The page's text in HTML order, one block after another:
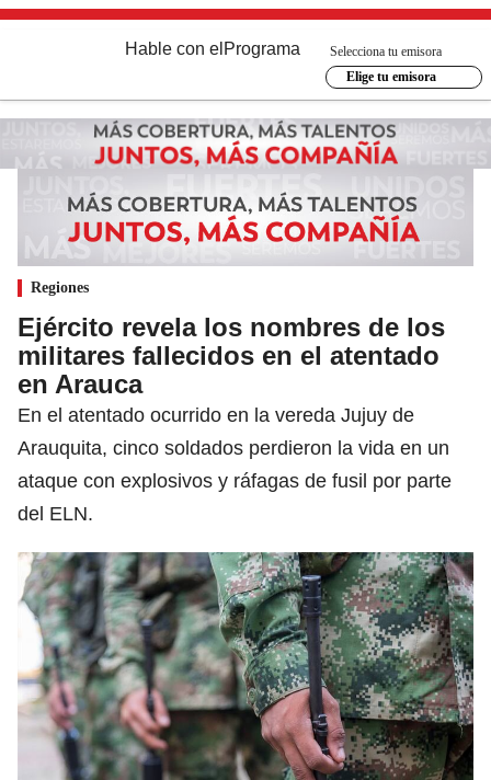
Hable con el Programa
Selecciona tu emisora
Elige tu emisora
Regiones
Ejército revela los nombres de los
militares fallecidos en el atentado
en Arauca
En el atentado ocurrido en la vereda Jujuy de
Arauquita, cinco soldados perdieron la vida en un
ataque con explosivos y ráfagas de fusil por parte
del ELN.